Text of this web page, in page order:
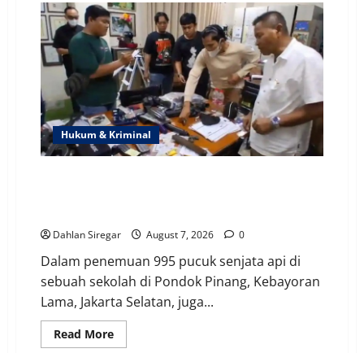
Detik
Penemuan
995
Pucuk
Senpi,
Amunisi,
Narkoba
&
Video
Porno
di
Sekolah
SD
Jaksel
Hukum & Kriminal
Dahlan Siregar August 7, 2026 0
Dalam penemuan 995 pucuk senjata api di
sebuah sekolah di Pondok Pinang, Kebayoran
Lama, Jakarta Selatan, juga...
Read MoreRead
more